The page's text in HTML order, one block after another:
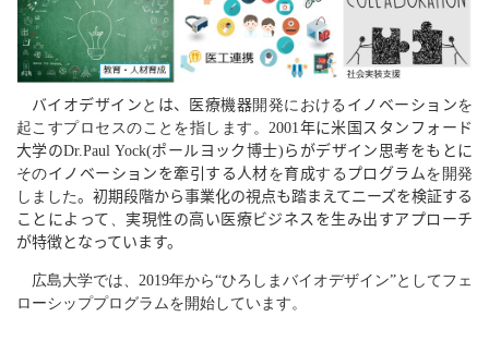
バイオデザイン と は、医療機器開発における イノベーションを
起こすプロセスのことを指します。 2001 年に米国スタンフォード
大学のDr.Paul Yock(ポールヨック博士) らがデザイン思考をもとに
そのイノベーションを牽引する人材を育成する プログラムを開発
しました。初期段階から事業化の視点も踏まえてニーズを検証する
ことによって
、実現性の高い医療ビジネスを生み出すアプローチ
が特徴となっています。
広島大学では、2019年から“ひろしまバイオデザイン”としてフェ
ローシッププログラムを開始しています。